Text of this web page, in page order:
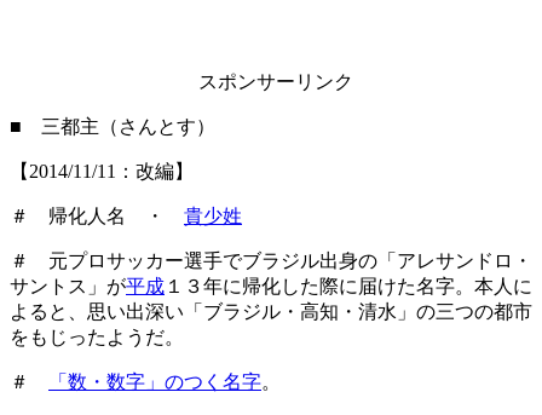
スポンサーリンク
■ 三都主（さんとす）
【2014/11/11：改編】
＃ 帰化人名 ・ 貴少姓
＃ 元プロサッカー選手でブラジル出身の「アレサンドロ・
サントス」が平成 １３年に帰化した際に届けた名字。本人に
よると、思い出深い「ブラジル・高知・清水」の三つの都市
をもじったようだ。
＃ 「数・数字」のつく名字。